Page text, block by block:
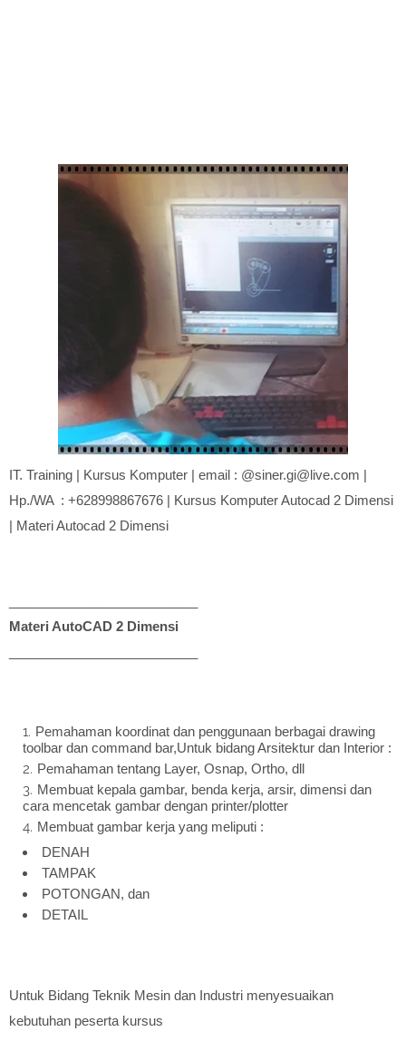
IT. Training | Kursus Komputer | email : @siner.gi@live.com |
Hp./WA : +628998867676 | Kursus Komputer Autocad 2 Dimensi
| Materi Autocad 2 Dimensi
Materi AutoCAD 2 Dimensi
Pemahaman koordinat dan penggunaan berbagai drawing
toolbar dan command bar,Untuk bidang Arsitektur dan Interior :
Pemahaman tentang Layer, Osnap, Ortho, dll
Membuat kepala gambar, benda kerja, arsir, dimensi dan
cara mencetak gambar dengan printer/plotter
Membuat gambar kerja yang meliputi :
DENAH
TAMPAK
POTONGAN, dan
DETAIL
Untuk Bidang Teknik Mesin dan Industri menyesuaikan
kebutuhan peserta kursus